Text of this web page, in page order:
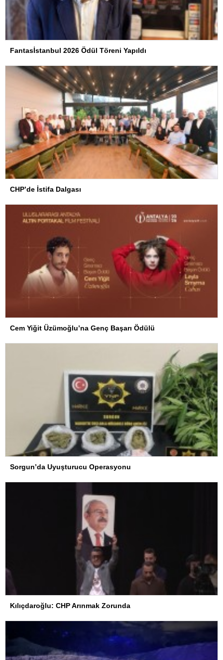
Fantasİstanbul 2026 Ödül Töreni Yapıldı
CHP’de İstifa Dalgası
Cem Yiğit Üzümoğlu’na Genç Başarı Ödülü
Sorgun’da Uyuşturucu Operasyonu
Kılıçdaroğlu: CHP Arınmak Zorunda